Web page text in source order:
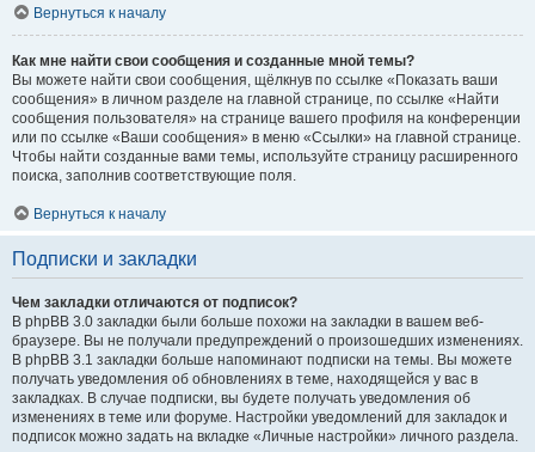
Вернуться к началу
Как мне найти свои сообщения и созданные мной темы?
Вы можете найти свои сообщения, щёлкнув по ссылке «Показать ваши
сообщения» в личном разделе на главной странице, по ссылке «Найти
сообщения пользователя» на странице вашего профиля на конференции
или по ссылке «Ваши сообщения» в меню «Ссылки» на главной странице.
Чтобы найти созданные вами темы, используйте страницу расширенного
поиска, заполнив соответствующие поля.
Вернуться к началу
Подписки и закладки
Чем закладки отличаются от подписок?
В phpBB 3.0 закладки были больше похожи на закладки в вашем веб-
браузере. Вы не получали предупреждений о произошедших изменениях.
В phpBB 3.1 закладки больше напоминают подписки на темы. Вы можете
получать уведомления об обновлениях в теме, находящейся у вас в
закладках. В случае подписки, вы будете получать уведомления об
изменениях в теме или форуме. Настройки уведомлений для закладок и
подписок можно задать на вкладке «Личные настройки» личного раздела.